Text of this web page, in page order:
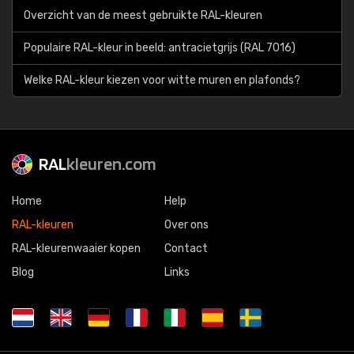
Overzicht van de meest gebruikte RAL-kleuren
Populaire RAL-kleur in beeld: antracietgrijs (RAL 7016)
Welke RAL-kleur kiezen voor witte muren en plafonds?
RALkleuren.com
Home
RAL-kleuren
RAL-kleurenwaaier kopen
Blog
Help
Over ons
Contact
Links